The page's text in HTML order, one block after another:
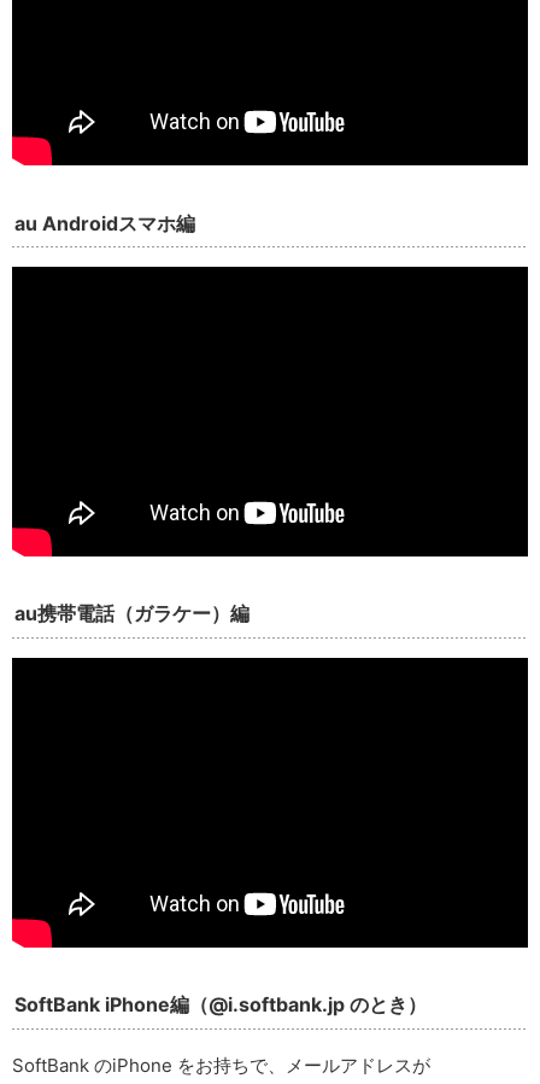
au Androidスマホ編
au携帯電話（ガラケー）編
SoftBank iPhone編（@i.softbank.jp のとき）
SoftBank のiPhone をお持ちで、メールアドレスが